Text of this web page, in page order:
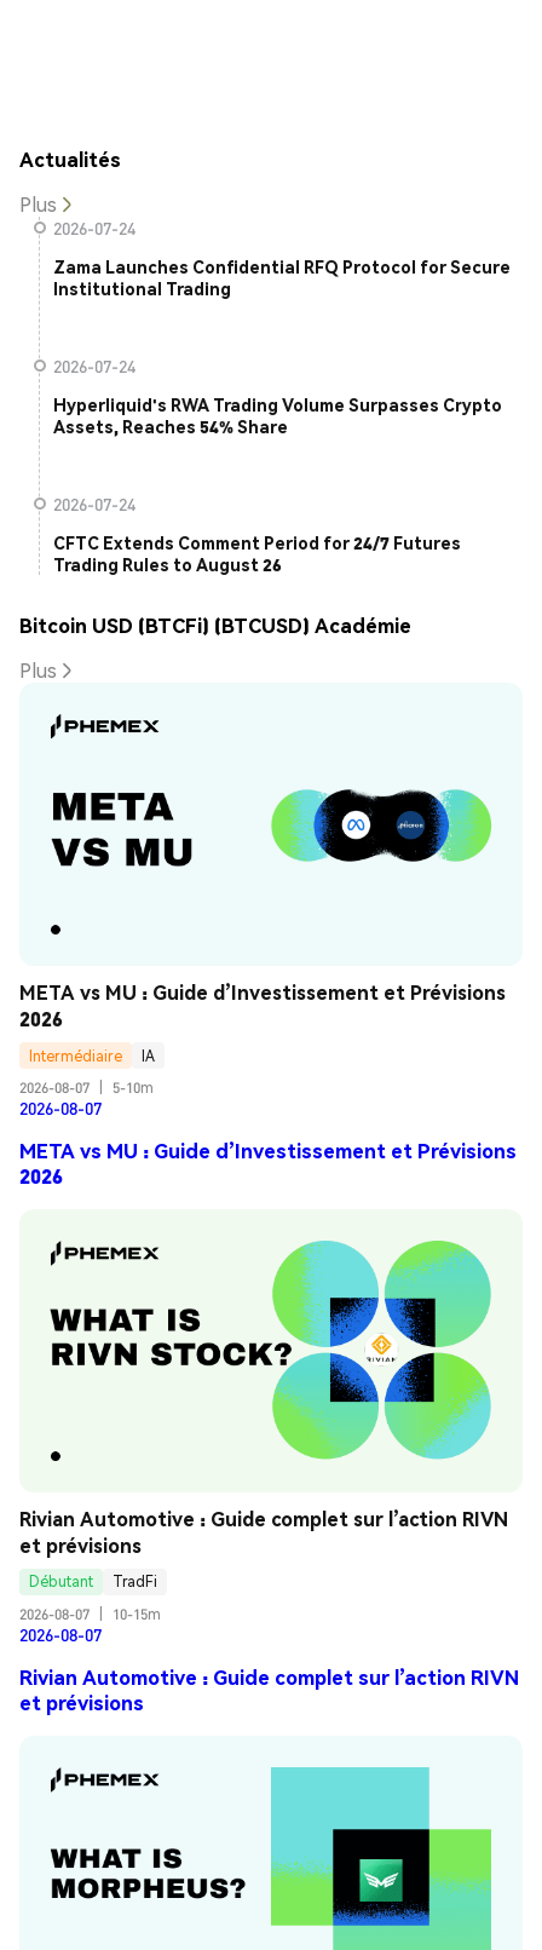
Actualités
Plus
2026-07-24
Zama Launches Confidential RFQ Protocol for Secure
Institutional Trading
2026-07-24
Hyperliquid's RWA Trading Volume Surpasses Crypto
Assets, Reaches 54% Share
2026-07-24
CFTC Extends Comment Period for 24/7 Futures
Trading Rules to August 26
Bitcoin USD (BTCFi) (BTCUSD) Académie
Plus
META vs MU : Guide d’Investissement et Prévisions
2026
Intermédiaire
IA
2026-08-07
5-10m
2026-08-07
META vs MU : Guide d’Investissement et Prévisions
2026
Rivian Automotive : Guide complet sur l’action RIVN
et prévisions
Débutant
TradFi
2026-08-07
10-15m
2026-08-07
Rivian Automotive : Guide complet sur l’action RIVN
et prévisions